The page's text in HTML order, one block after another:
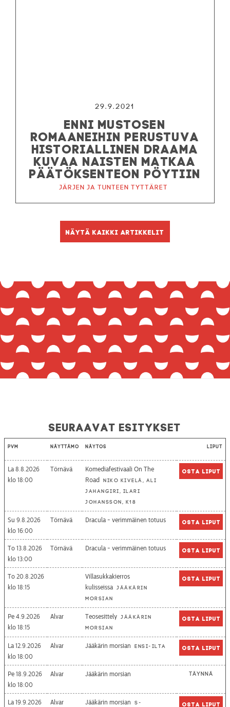
29.9.2021
ENNI MUSTOSEN
ROMAANEIHIN PERUSTUVA
HISTORIALLINEN DRAAMA
KUVAA NAISTEN MATKAA
PÄÄTÖKSENTEON PÖYTIIN
Järjen ja tunteen tyttäret
Näytä kaikki artikkelit
Seuraavat esitykset
Pvm Näyttämö Näytös Liput
La 8.8.2026
18:00
Törnävä
Komediafestivaali On The
Road
Niko Kivelä, Ali
Jahangiri, Ilari
Johansson, K18
Osta liput
Su 9.8.2026
16:00
Törnävä Dracula - verimmäinen totuus Osta liput
To 13.8.2026
13:00
Törnävä Dracula - verimmäinen totuus Osta liput
To 20.8.2026
18:15
Villasukkakierros
kulisseissa Jääkärin
morsian
Osta liput
Pe 4.9.2026
18:15
Alvar Teosesittely Jääkärin
morsian
Osta liput
La 12.9.2026
18:00
Alvar Jääkärin morsian Ensi-ilta Osta liput
Pe 18.9.2026
18:00
Alvar Jääkärin morsian Täynnä
La 19.9.2026
Alvar Jääkärin morsian
S-
Osta liput